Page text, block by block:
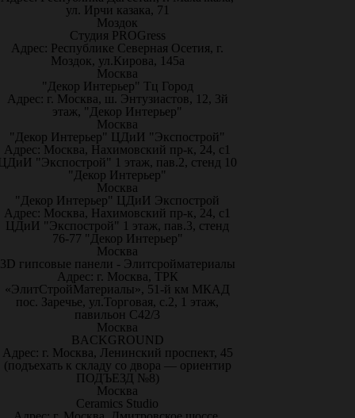
ул. Ирчи казака, 71
Моздок
Студия PROGress
Адрес: Республике Северная Осетия, г.
Моздок, ул.Кирова, 145а
Москва
"Декор Интерьер" Тц Город
Адрес: г. Москва, ш. Энтузиастов, 12, 3й
этаж, "Декор Интерьер"
Москва
"Декор Интерьер" ЦДиИ "Экспострой"
Адрес: Москва, Нахимовский пр-к, 24, с1
"Экспострой" 1 этаж, пав.2, стенд 10
"Декор Интерьер"
Москва
"Декор Интерьер" ЦДиИ Экспострой
Адрес: Москва, Нахимовский пр-к, 24, с1
ЦДиИ "Экспострой" 1 этаж, пав.3, стенд
76-77 "Декор Интерьер"
Москва
3D гипсовые панели - Элитсройматериалы
Адрес: г. Москва, ТРК
«ЭлитСтройМатериалы», 51-й км МКАД
пос. Заречье, ул.Торговая, с.2, 1 этаж,
павильон С42/3
Москва
BACKGROUND
Адрес: г. Москва, Ленинский проспект, 45
(подъехать к складу со двора — ориентир
ПОДЪЕЗД №8)
Москва
Ceramics Studio